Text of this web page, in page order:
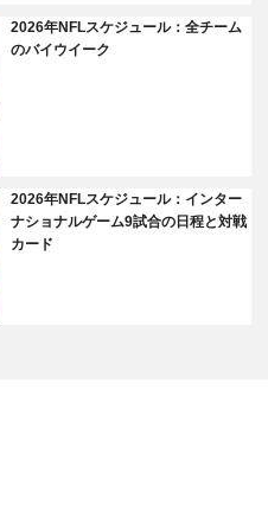
2026年NFLスケジュール：全チーム
のバイウイーク
2026年NFLスケジュール：インター
ナショナルゲーム9試合の日程と対戦
カード